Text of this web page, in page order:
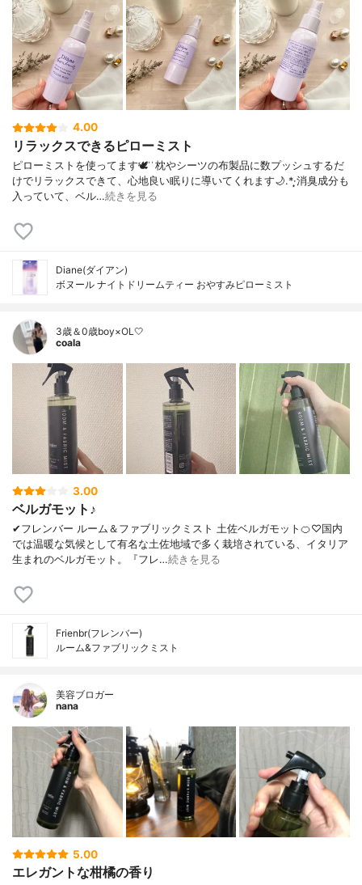
4.00
リラックスできるピローミスト
ピローミストを使ってます🕊 ͗ ͗枕やシーツの布製品に数プッシュするだ
けでリラックスできて、心地良い眠りに導いてくれます🌙.*·̩͙消臭成分も
入っていて、ベル…続きを見る
Diane(ダイアン)
ボヌール ナイトドリームティー おやすみピローミスト
3歳＆0歳boy×OL🤍
coala
3.00
ベルガモット♪
✔︎フレンバー ルーム＆ファブリックミスト 土佐ベルガモット🍊♡国内
では温暖な気候として有名な土佐地域で多く栽培されている、イタリア
生まれのベルガモット。『フレ…続きを見る
Frienbr(フレンバー)
ルーム&ファブリックミスト
美容ブロガー
nana
5.00
エレガントな柑橘の香り